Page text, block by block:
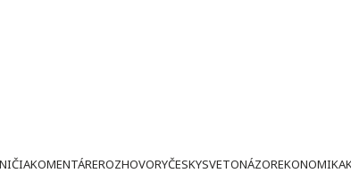
KOMENTÁREROZHOVORYČESKYSVETONÁZOREKONOMIKA